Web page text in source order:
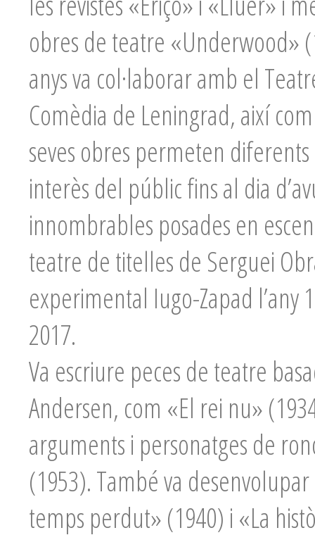
obres de teatre «Underwood»
anys va col·laborar amb el
Comèdia de Leningrad, així
seves obres permeten
interès del públic fins al dia
innombrables posades en
teatre de titelles de Serguei
experimental Iugo-Zapad l’any
2017.
Va escriure peces de teatre
Andersen, com «El rei nu»
arguments i personatges de
(1953). També va
temps perdut» (1940) i «La